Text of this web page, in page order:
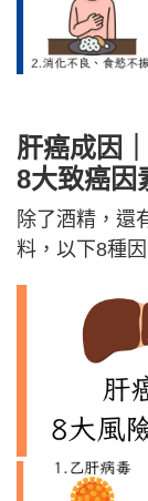
肝癌成因
8大致癌因
除了酒精，還
料，以下8種